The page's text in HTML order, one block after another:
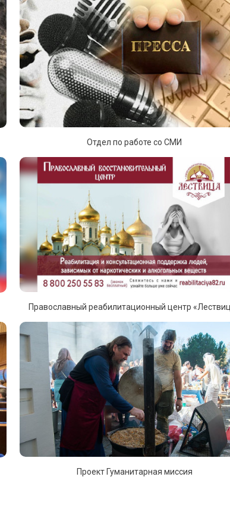
Отдел по работе со СМИ
Православный реабилитационный центр
Проект Гуманитарная миссия